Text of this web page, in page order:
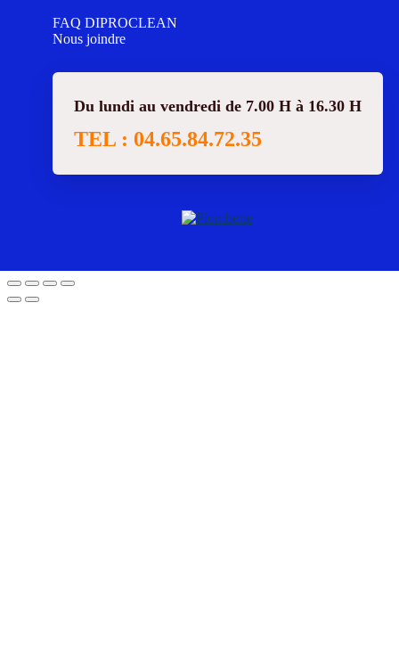
FAQ DIPROCLEAN
Nous joindre
Du lundi au vendredi de 7.00 H à 16.30 H
TEL : 04.65.84.72.35